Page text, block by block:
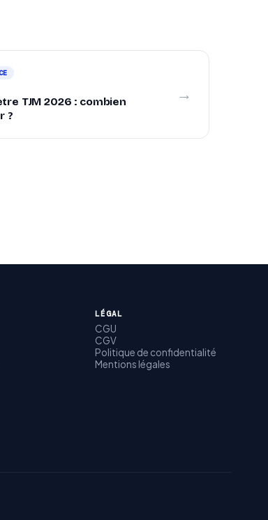
TJM 2026 : combien
?
→
LÉGAL
CGU
CGV
Politique de confidentialité
Mentions légales